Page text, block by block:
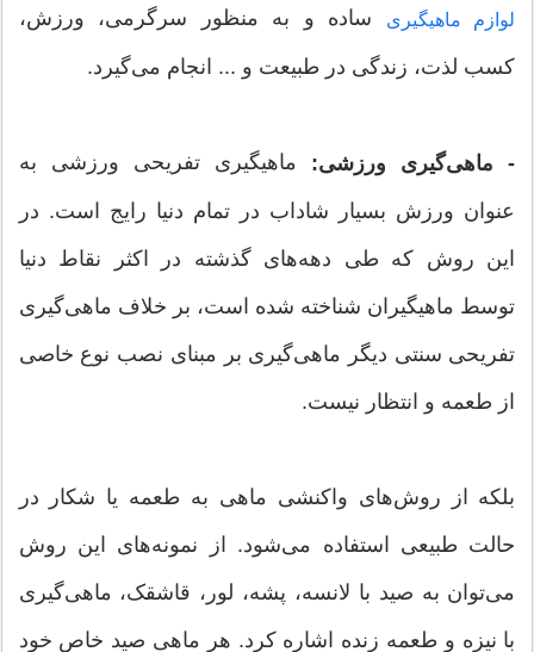
لوازم ماهیگیری ساده و به منظور سرگرمی، ورزش،
کسب لذت، زندگی در طبیعت و ... انجام می‌گیرد.
- ماهی‌گیری ورزشی: ماهیگیری تفریحی ورزشی به
عنوان ورزش بسیار شاداب در تمام دنیا رایج است. در
این روش که طی دهه‌های گذشته در اکثر نقاط دنیا
توسط ماهیگیران شناخته شده است، بر خلاف ماهی‌گیری
تفریحی سنتی دیگر ماهی‌گیری بر مبنای نصب نوع خاصی
از طعمه و انتظار نیست.
بلکه از روش‌های واکنشی ماهی به طعمه یا شکار در
حالت طبیعی استفاده می‌شود. از نمونه‌های این روش
می‌توان به صید با لانسه، پشه، لور، قاشقک، ماهی‌گیری
با نیزه و طعمه زنده اشاره کرد. هر ماهی صید خاص خود